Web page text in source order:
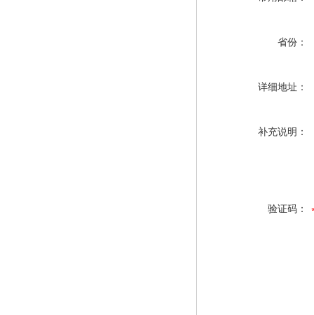
省份：
详细地址：
补充说明：
验证码：